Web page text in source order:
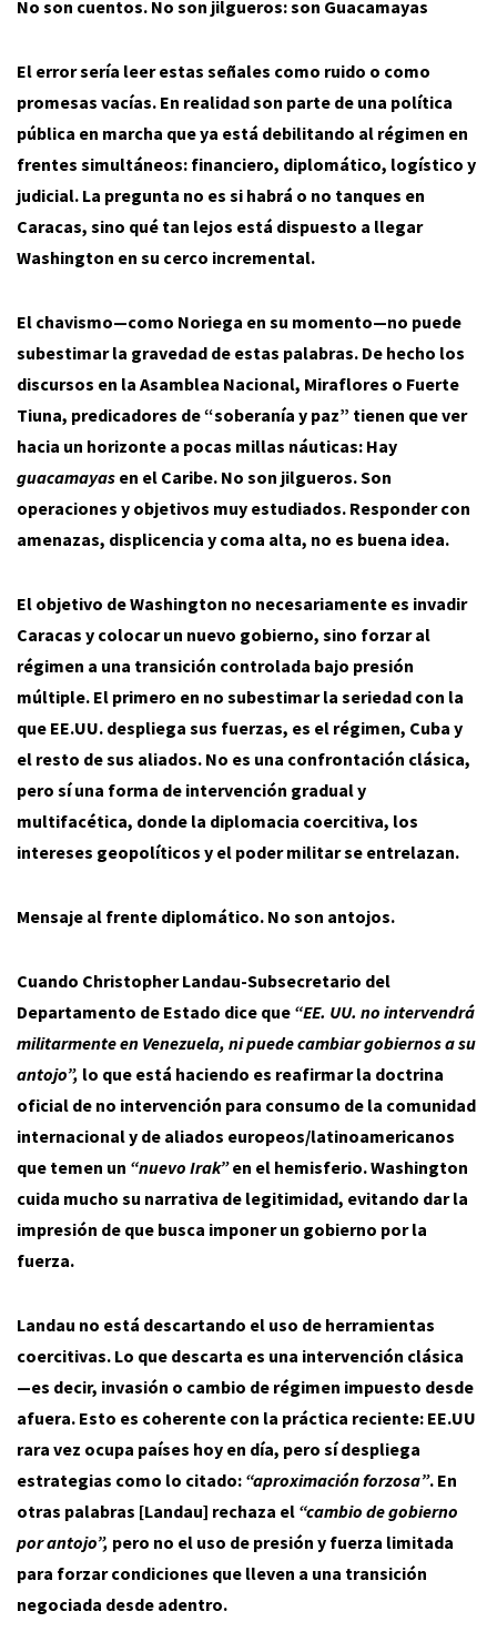
No son cuentos. No son jilgueros: son Guacamayas
El error sería leer estas señales como ruido o como
promesas vacías. En realidad son parte de una política
pública en marcha que ya está debilitando al régimen en
frentes simultáneos: financiero, diplomático, logístico y
judicial. La pregunta no es si habrá o no tanques en
Caracas, sino qué tan lejos está dispuesto a llegar
Washington en su cerco incremental.
El chavismo—como Noriega en su momento—no puede
subestimar la gravedad de estas palabras. De hecho los
discursos en la Asamblea Nacional, Miraflores o Fuerte
Tiuna, predicadores de “soberanía y paz” tienen que ver
hacia un horizonte a pocas millas náuticas: Hay
guacamayas en el Caribe. No son jilgueros. Son
operaciones y objetivos muy estudiados. Responder con
amenazas, displicencia y coma alta, no es buena idea.
El objetivo de Washington no necesariamente es invadir
Caracas y colocar un nuevo gobierno, sino forzar al
régimen a una transición controlada bajo presión
múltiple. El primero en no subestimar la seriedad con la
que EE.UU. despliega sus fuerzas, es el régimen, Cuba y
el resto de sus aliados. No es una confrontación clásica,
pero sí una forma de intervención gradual y
multifacética, donde la diplomacia coercitiva, los
intereses geopolíticos y el poder militar se entrelazan.
Mensaje al frente diplomático. No son antojos.
Cuando Christopher Landau-Subsecretario del
Departamento de Estado dice que “EE. UU. no intervendrá
militarmente en Venezuela, ni puede cambiar gobiernos a su
antojo”, lo que está haciendo es reafirmar la doctrina
oficial de no intervención para consumo de la comunidad
internacional y de aliados europeos/latinoamericanos
que temen un “nuevo Irak”en el hemisferio. Washington
cuida mucho su narrativa de legitimidad, evitando dar la
impresión de que busca imponer un gobierno por la
fuerza.
Landau no está descartando el uso de herramientas
coercitivas. Lo que descarta es una intervención clásica
—es decir, invasión o cambio de régimen impuesto desde
afuera. Esto es coherente con la práctica reciente: EE.UU
rara vez ocupa países hoy en día, pero sí despliega
estrategias como lo citado: “aproximación forzosa”. En
otras palabras [Landau] rechaza el “cambio de gobierno
por antojo”, pero no el uso de presión y fuerza limitada
para forzar condiciones que lleven a una transición
negociada desde adentro.